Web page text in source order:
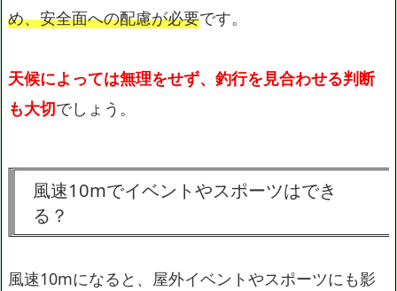
め、安全面への配慮が必要です。
天候によっては無理をせず、釣行を見合わせる判断
も大切でしょう。
風速10mでイベントやスポーツはでき
る？
風速10mになると、屋外イベントやスポーツにも影